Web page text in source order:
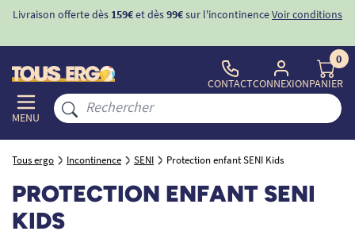
Livraison offerte dès 159€et dès99€sur l'incontinenceVoir conditions
MENU
CONTACTCONNEXION
0
PANIER
Tous ergo Incontinence SENI Protection enfant SENI Kids
PROTECTION ENFANT SENI
KIDS